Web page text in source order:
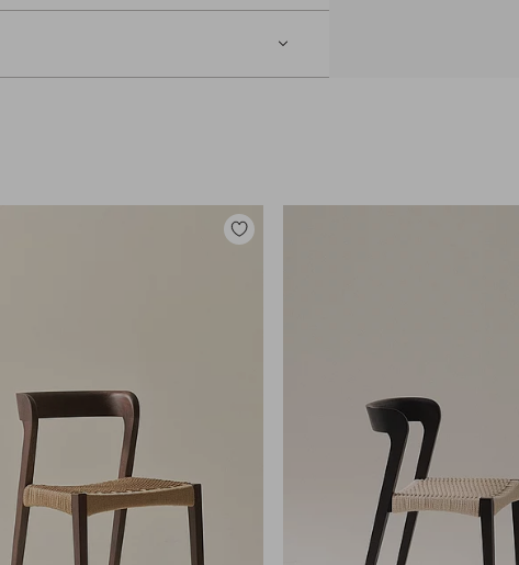
Toevoegen